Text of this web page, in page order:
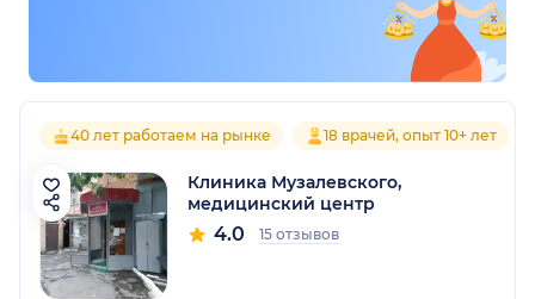
40 лет работаем на рынке 18 врачей, опыт 10+ лет
Клиника Музалевского,
медицинский центр
4.0 15 отзывов